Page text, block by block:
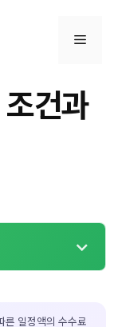
메
건과
른 일정액의 수수료